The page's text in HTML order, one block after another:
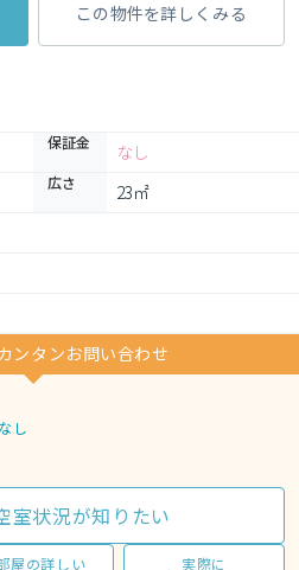
この物件を詳しくみる
保証金 なし
広さ 23㎡
ンタンお問い合わせ
し
室状況が知りたい
屋の詳しい
実際に